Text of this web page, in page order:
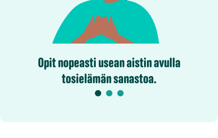
Opit nopeasti usean aistin avulla
tosielämän sanastoa.